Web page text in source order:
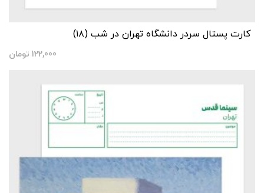
کارت پستال سردر دانشگاه تهران در شب (۱۸)
122,000 تومان